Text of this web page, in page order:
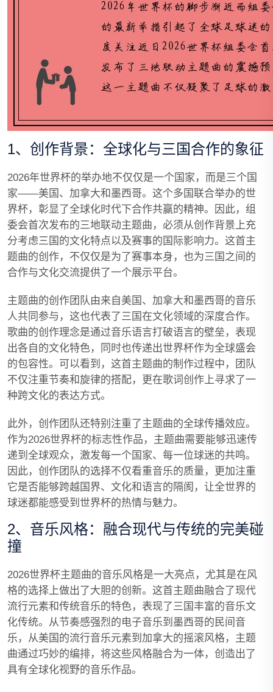
1、创作背景：全球化与三国合作的象征
2026年世界杯的举办地不仅仅是一个国家，而是三个国
家——美国、加拿大和墨西哥。这个多国联合举办的世
界杯，彰显了全球化时代下合作共赢的精神。因此，组
委会首次发布的三地联动主题曲，必须从创作背景上充
分考虑三国的文化特点以及赛事的国际影响力。这首主
题曲的创作，不仅仅是为了赛事本身，也为三国之间的
合作与文化交流提供了一个展示平台。
主题曲的创作团队由来自美国、加拿大和墨西哥的音乐
人共同参与，这也代表了三国在文化领域的深度合作。
歌曲的创作理念是通过音乐语言打破语言的壁垒，表现
出各自的文化特色，同时也传递出世界杯作为全球盛会
的包容性。可以看到，这首主题曲的制作过程中，团队
不仅注重节奏和旋律的搭配，更在歌词创作上寻求了一
种跨文化的表达方式。
此外，创作团队还特别注重了主题曲的全球传播效应。
作为2026世界杯的标志性作品，主题曲需要能够迅速传
递到全球观众，激发每一个国家、每一位球迷的共鸣。
因此，创作团队的选择不仅看重音乐的质量，更加注重
它是否能够跨越国界、文化和语言的隔阂，让全世界的
球迷都能感受到世界杯的热情与魅力。
2、音乐风格：融合现代与传统的完美碰
撞
2026世界杯主题曲的音乐风格是一大亮点，尤其是在风
格的选择上做出了大胆的创新。这首主题曲融合了现代
流行元素和传统音乐的特色，表现了三国丰富的音乐文
化传统。从节奏感强烈的电子音乐到墨西哥的民间音
乐，从美国的流行音乐元素到加拿大的摇滚风格，主题
曲通过巧妙的编排，将这些风格融合为一体，创造出了
具有全球化视野的音乐作品。